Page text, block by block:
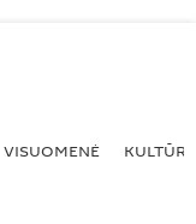
VISUOMENĖ KULTŪRA